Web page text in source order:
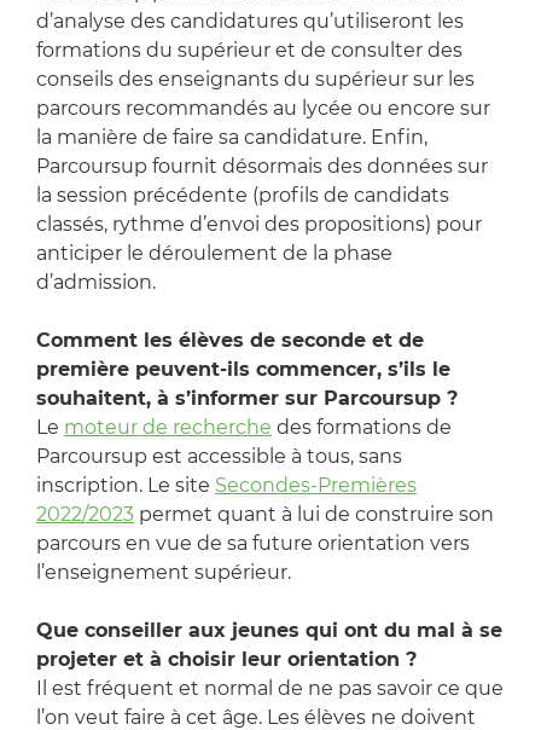
d’analyse des candidatures qu’utiliseront les
formations du supérieur et de consulter des
conseils des enseignants du supérieur sur les
parcours recommandés au lycée ou encore sur
la manière de faire sa candidature. Enfin,
Parcoursup fournit désormais des données sur
la session précédente (profils de candidats
classés, rythme d’envoi des propositions) pour
anticiper le déroulement de la phase
d’admission.
Comment les élèves de seconde et de
première peuvent-ils commencer, s’ils le
souhaitent, à s’informer sur Parcoursup ?
Le moteur de recherche des formations de
Parcoursup est accessible à tous, sans
inscription. Le site Secondes-Premières
2022/2023 permet quant à lui de construire son
parcours en vue de sa future orientation vers
l’enseignement supérieur.
Que conseiller aux jeunes qui ont du mal à se
projeter et à choisir leur orientation ?
Il est fréquent et normal de ne pas savoir ce que
l’on veut faire à cet âge. Les élèves ne doivent